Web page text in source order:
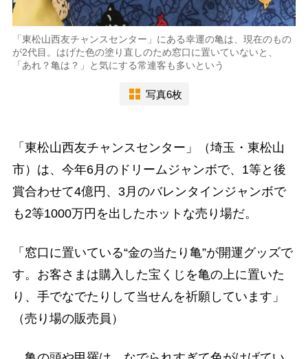
「東松山西友チャンスセンター」にある幸運の亀は、現在のもの
が2代目。はげた色の塗り直しのため窓口に置いていないと、
「あれ？亀は？」と気にする常連客も多いという
写真6枚
「東松山西友チャンスセンター」（埼玉・東松山
市）は、今年6月のドリームジャンボで、1等と後
賞合わせて4億円、3月のバレンタインジャンボで
も2等1000万円を出したホットな売り場だ。
「窓口に置いている“金の当たり亀”が開運グッズで
す。お客さまは購入した宝くじを亀の上に置いた
り、手でなでたりして当せんを祈願しています」
（売り場の販売員）